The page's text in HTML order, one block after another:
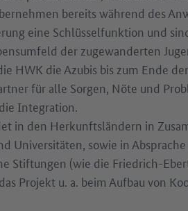
bereits während des
eine Schlüsselfunktion und
der zugewanderten
HWK die Azubis bis zum Ende
für alle Sorgen, Nöte und
Integration.
in den Herkunftsländern in
Universitäten, sowie in
Stiftungen (wie die Friedrich-
Projekt u. a. beim Aufbau von